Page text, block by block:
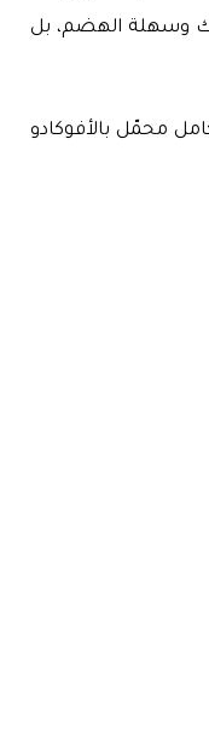
وسهلة الهضم، بل
محمّل بالأفوكادو